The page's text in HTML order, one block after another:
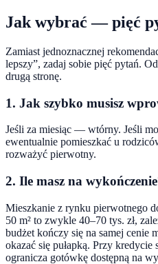
Jak wybrać — pięć
Zamiast jednoznacznej
lepszy”, zadaj sobie pięć pytań.
drugą stronę.
1. Jak szybko musisz
Jeśli za miesiąc — wtórny. Jeśli
ewentualnie pomieszkać u
rozważyć pierwotny.
2. Ile masz na
Mieszkanie z rynku pierwotnego
50 m² to zwykle 40–70 tys. zł,
budżet kończy się na samej
okazać się pułapką. Przy kredycie
ogranicza gotówkę dostępną na